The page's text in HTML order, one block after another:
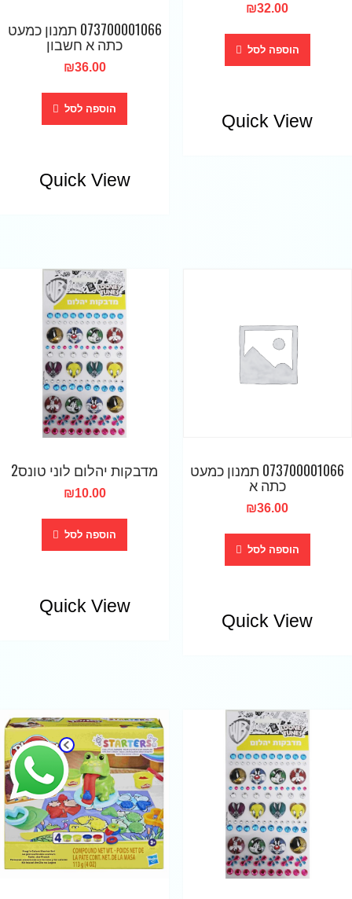
₪32.00
הוספה לסל
Quick View
073700001066 תמנון כמעט
כתה א חשבון
₪36.00
הוספה לסל
Quick View
073700001066 תמנון כמעט
כתה א
₪36.00
הוספה לסל
Quick View
מדבקות יהלום לוני טונס2
₪10.00
הוספה לסל
Quick View